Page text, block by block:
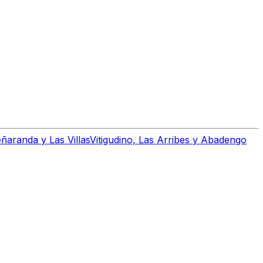
y Las VillasVitigudino, Las Arribes y Abadengo